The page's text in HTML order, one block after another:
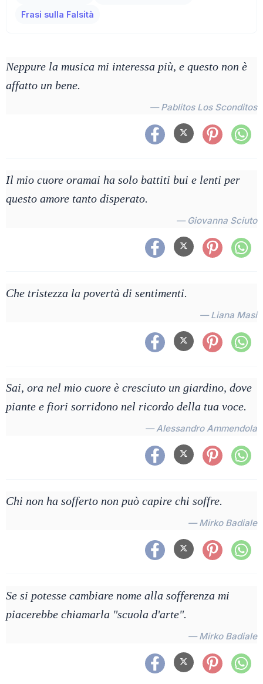
Frasi sulla Falsità
Neppure la musica mi interessa più, e questo non è
affatto un bene.
— Pablitos Los Sconditos
Il mio cuore oramai ha solo battiti bui e lenti per
questo amore tanto disperato.
— Giovanna Sciuto
Che tristezza la povertà di sentimenti.
— Liana Masi
Sai, ora nel mio cuore è cresciuto un giardino, dove
piante e fiori sorridono nel ricordo della tua voce.
— Alessandro Ammendola
Chi non ha sofferto non può capire chi soffre.
— Mirko Badiale
Se si potesse cambiare nome alla sofferenza mi
piacerebbe chiamarla "scuola d'arte".
— Mirko Badiale